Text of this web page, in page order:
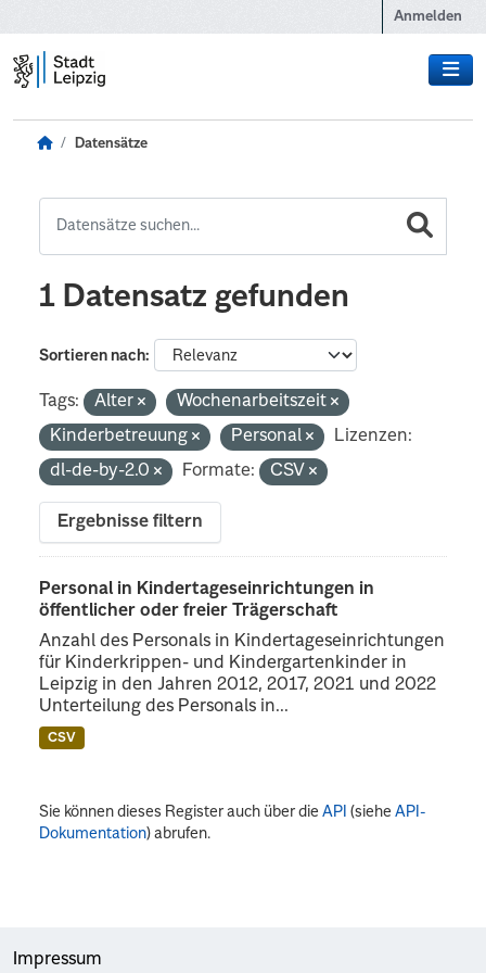
Anmelden
Datensätze
1 Datensatz gefunden
Sortieren nach
Tags: Alter
Wochenarbeitszeit
Kinderbetreuung
Personal
Lizenzen:
dl-de-by-2.0
Formate: CSV
Ergebnisse filtern
Personal in Kindertageseinrichtungen in
öffentlicher oder freier Trägerschaft
Anzahl des Personals in Kindertageseinrichtungen
für Kinderkrippen- und Kindergartenkinder in
Leipzig in den Jahren 2012, 2017, 2021 und 2022
Unterteilung des Personals in...
CSV
Sie können dieses Register auch über dieAPI (sieheAPI-
Dokumentation) abrufen.
Impressum